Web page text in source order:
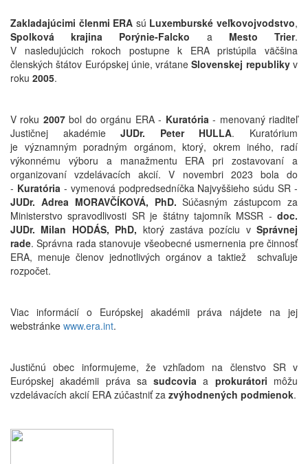
Zakladajúcimi členmi ERA sú Luxemburské veľkovojvodstvo,
Spolková krajina Porýnie-Falcko a Mesto Trier.
V nasledujúcich rokoch postupne k ERA pristúpila väčšina
členských štátov Európskej únie, vrátaneSlovenskej republikyv
roku 2005.
V roku 2007bol do orgánu ERA - Kuratória- menovaný riaditeľ
Justičnej akadémieJUDr. Peter HULLA. Kuratórium
je významným poradným orgánom, ktorý, okrem iného, radí
výkonnému výboru a manažmentu ERA pri zostavovaní a
organizovaní vzdelávacích akcií. V novembri 2023 bola do
- Kuratória- vymenová podpredsedníčka Najvyššieho súdu SR -
JUDr. Adrea MORAVČÍKOVÁ, PhD.Súčasným zástupcom za
Ministerstvo spravodlivosti SR je štátny tajomník MSSR - doc.
JUDr. Milan HODÁS, PhD, ktorý zastáva pozíciu v Správnej
rade. Správna rada stanovuje všeobecné usmernenia pre činnosť
ERA, menuje členov jednotlivých orgánov a taktiež schvaľuje
rozpočet.
Viac informácií o Európskej akadémii práva nájdete na jej
webstránke www.era.int.
Justičnú obec informujeme, že vzhľadom na členstvo SR v
Európskej akadémii práva sasudcovia a prokurátori môžu
vzdelávacích akcií ERA zúčastniť za zvýhodnených podmienok.